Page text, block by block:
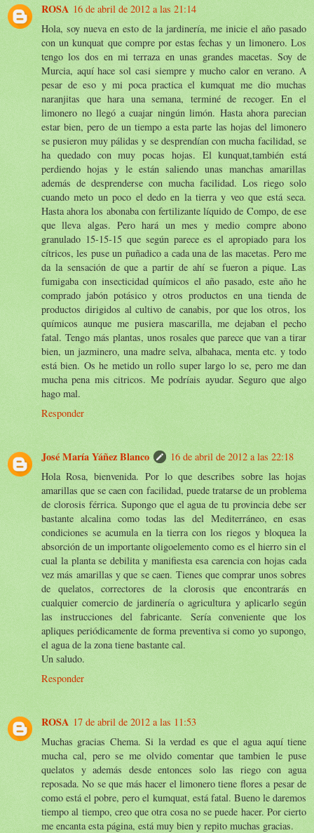
ROSA 16 de abril de 2012 a las 21:14
Hola, soy nueva en esto de la jardinería, me inicie el año pasado
con un kunquat que compre por estas fechas y un limonero. Los
tengo los dos en mi terraza en unas grandes macetas. Soy de
Murcia, aquí hace sol casi siempre y mucho calor en verano. A
pesar de eso y mi poca practica el kumquat me dio muchas
naranjitas que hara una semana, terminé de recoger. En el
limonero no llegó a cuajar ningún limón. Hasta ahora parecian
estar bien, pero de un tiempo a esta parte las hojas del limonero
se pusieron muy pálidas y se desprendían con mucha facilidad, se
ha quedado con muy pocas hojas. El kunquat,también está
perdiendo hojas y le están saliendo unas manchas amarillas
además de desprenderse con mucha facilidad. Los riego solo
cuando meto un poco el dedo en la tierra y veo que está seca.
Hasta ahora los abonaba con fertilizante líquido de Compo, de ese
que lleva algas. Pero hará un mes y medio compre abono
granulado 15-15-15 que según parece es el apropiado para los
cítricos, les puse un puñadico a cada una de las macetas. Pero me
da la sensación de que a partir de ahí se fueron a pique. Las
fumigaba con insecticidad químicos el año pasado, este año he
comprado jabón potásico y otros productos en una tienda de
productos dirigidos al cultivo de canabis, por que los otros, los
químicos aunque me pusiera mascarilla, me dejaban el pecho
fatal. Tengo más plantas, unos rosales que parece que van a tirar
bien, un jazminero, una madre selva, albahaca, menta etc. y todo
está bien. Os he metido un rollo super largo lo se, pero me dan
mucha pena mis citricos. Me podríais ayudar. Seguro que algo
hago mal.
Responder
José María Yáñez Blanco
16 de abril de 2012 a las 22:18
Hola Rosa, bienvenida. Por lo que describes sobre las hojas
amarillas que se caen con facilidad, puede tratarse de un problema
de clorosis férrica. Supongo que el agua de tu provincia debe ser
bastante alcalina como todas las del Mediterráneo, en esas
condiciones se acumula en la tierra con los riegos y bloquea la
absorción de un importante oligoelemento como es el hierro sin el
cual la planta se debilita y manifiesta esa carencia con hojas cada
vez más amarillas y que se caen. Tienes que comprar unos sobres
de quelatos, correctores de la clorosis que encontrarás en
cualquier comercio de jardinería o agricultura y aplicarlo según
las instrucciones del fabricante. Sería conveniente que los
apliques periódicamente de forma preventiva si como yo supongo,
el agua de la zona tiene bastante cal.
Un saludo.
Responder
ROSA 17 de abril de 2012 a las 11:53
Muchas gracias Chema. Si la verdad es que el agua aquí tiene
mucha cal, pero se me olvido comentar que tambien le puse
quelatos y además desde entonces solo las riego con agua
reposada. No se que más hacer el limonero tiene flores a pesar de
como está el pobre, pero el kumquat, está fatal. Bueno le daremos
tiempo al tiempo, creo que otra cosa no se puede hacer. Por cierto
me encanta esta página, está muy bien y repito muchas gracias.